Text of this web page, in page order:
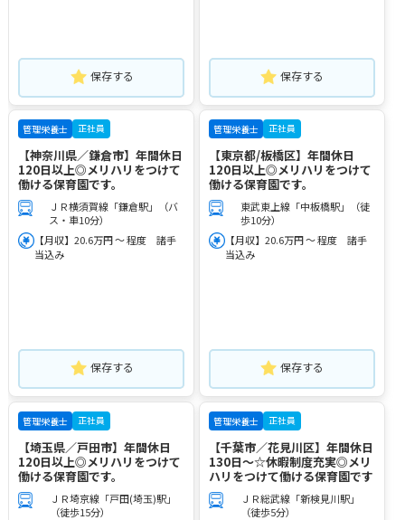
保存する 保存する
管理栄養士 正社員
【神奈川県／鎌倉市】年間休日
120日以上◎メリハリをつけて
働ける保育園です。
ＪＲ横須賀線「鎌倉駅」（バ
ス・車10分）
【月収】20.6万円 ～ 程度 諸手
当込み
保存する
管理栄養士 正社員
【東京都/板橋区】年間休日
120日以上◎メリハリをつけて
働ける保育園です。
東武東上線「中板橋駅」（徒
歩10分）
【月収】20.6万円 ～ 程度 諸手
当込み
保存する
管理栄養士 正社員
【埼玉県／戸田市】年間休日
120日以上◎メリハリをつけて
働ける保育園です。
ＪＲ埼京線「戸田(埼玉)駅」
（徒歩15分）
管理栄養士 正社員
【千葉市／花見川区】年間休日
130日～☆休暇制度充実◎メリ
ハリをつけて働ける保育園です
ＪＲ総武線「新検見川駅」
（徒歩5分）